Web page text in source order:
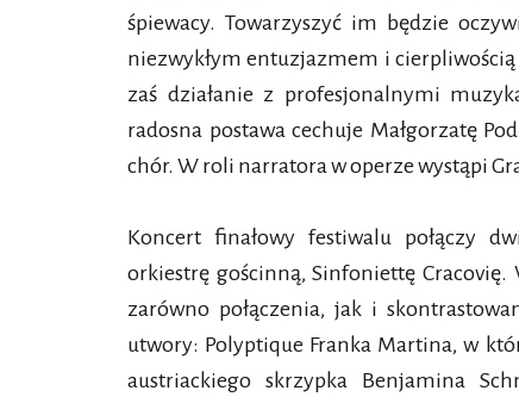
śpiewacy. Towarzyszyć im będzie
niezwykłym entuzjazmem i
zaś działanie z profesjonalnymi
radosna postawa cechuje Małgorzatę
chór. W roli narratora w operze wystąpi
Koncert finałowy festiwalu połączy
orkiestrę gościnną, Sinfoniettę
zarówno połączenia, jak i
utwory: Polyptique Franka Martina, w
austriackiego skrzypka Benjamina